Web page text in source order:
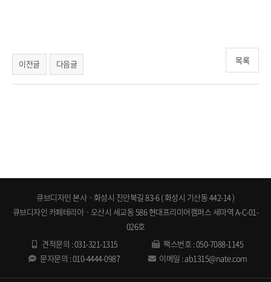
이전글 다음글 목록
큐브디자인 본사ㆍ화성시 진안북길 83-6 ( 화성시 기산동 442-14 )
큐브디자인 카페테리아ㆍ오산시 세교동 586 현대프리미어캠퍼스 세마역 A-C-01-
026호
견적문의 :031-321-1315
문자문의 :010-4444-0987
팩스번호 : 050-7088-1145
이메일 :ab1315@nate.com